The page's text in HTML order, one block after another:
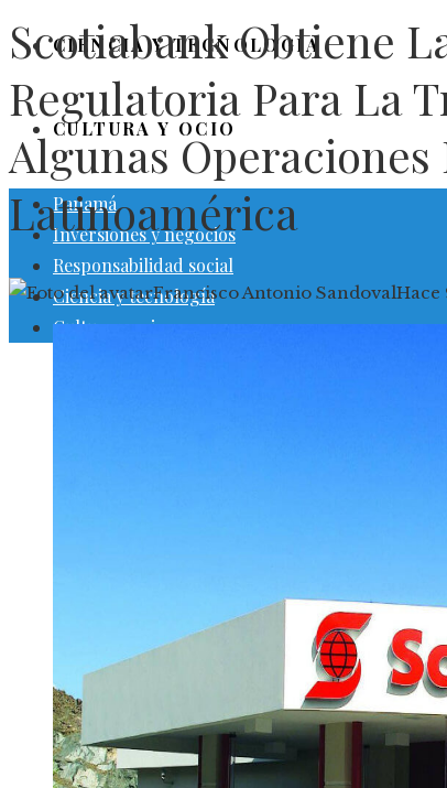
CIENCIA Y TECNOLOGÍA
CULTURA Y OCIO
Panamá
Inversiones y negocios
Responsabilidad social
Ciencia y tecnología
Cultura y ocio
Scotiabank Obtiene
Regulatoria Para La
Algunas Operaciones
Latinoamérica
Francisco Antonio SandovalHace